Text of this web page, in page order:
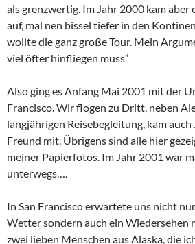
als grenzwertig. Im Jahr 2000 kam aber
auf, mal nen bissel tiefer in den
wollte die ganz große Tour. Mein
viel öfter hinfliegen muss“
Also ging es Anfang Mai 2001 mit der
Francisco. Wir flogen zu Dritt, neben
langjährigen Reisebegleitung, kam
Freund mit. Übrigens sind alle hier
meiner Papierfotos. Im Jahr 2001 war
unterwegs….
In San Francisco erwartete uns nicht
Wetter sondern auch ein Wiedersehen
zwei lieben Menschen aus Alaska, die